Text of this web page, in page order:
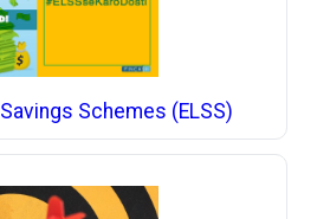
Schemes (ELSS)